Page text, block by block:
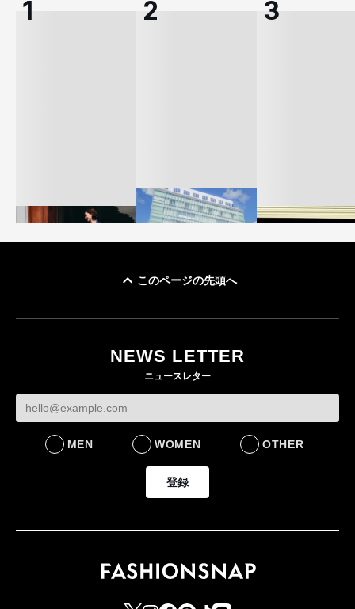
ケットなど7型を発売
FASHION
このページの先頭へ
NEWS LETTER
ニュースレター
MEN WOMEN OTHER
登録